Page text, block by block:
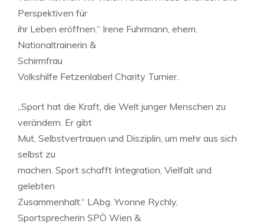
Perspektiven für
ihr Leben eröffnen.“ Irene Fuhrmann, ehem.
Nationaltrainerin &
Schirmfrau
Volkshilfe Fetzenlaberl Charity Turnier.
„Sport hat die Kraft, die Welt junger Menschen zu
verändern. Er gibt
Mut, Selbstvertrauen und Disziplin, um mehr aus sich
selbst zu
machen. Sport schafft Integration, Vielfalt und
gelebten
Zusammenhalt.“ LAbg. Yvonne Rychly,
Sportsprecherin SPÖ Wien &